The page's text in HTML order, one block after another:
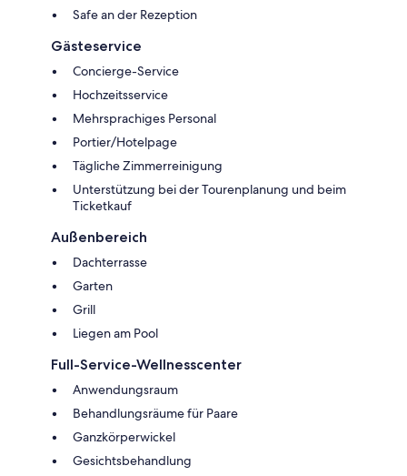
Safe an der Rezeption
Gästeservice
Concierge-Service
Hochzeitsservice
Mehrsprachiges Personal
Portier/Hotelpage
Tägliche Zimmerreinigung
Unterstützung bei der Tourenplanung und beim
Ticketkauf
Außenbereich
Dachterrasse
Garten
Grill
Liegen am Pool
Full-Service-Wellnesscenter
Anwendungsraum
Behandlungsräume für Paare
Ganzkörperwickel
Gesichtsbehandlung